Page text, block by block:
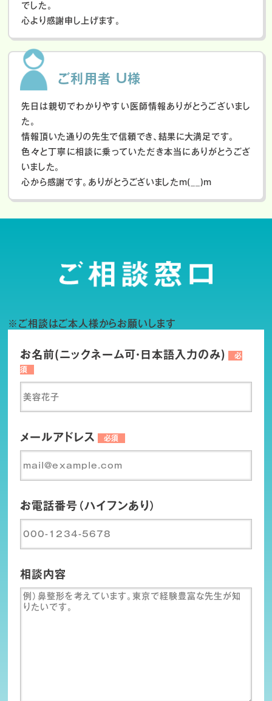
でした。
心より感謝申し上げます。
ご利用者 U様
先日は親切でわかりやすい医師情報ありがとうございまし
た。
情報頂いた通りの先生で信頼でき、結果に大満足です。
色々と丁寧に相談に乗っていただき本当にありがとうござ
いました。
心から感謝です。ありがとうございましたm(__)m
※ご相談はご本人様からお願いします
お名前(ニックネーム可・日本語入力のみ)
必
須
メールアドレス 必須
お電話番号（ハイフンあり）
相談内容